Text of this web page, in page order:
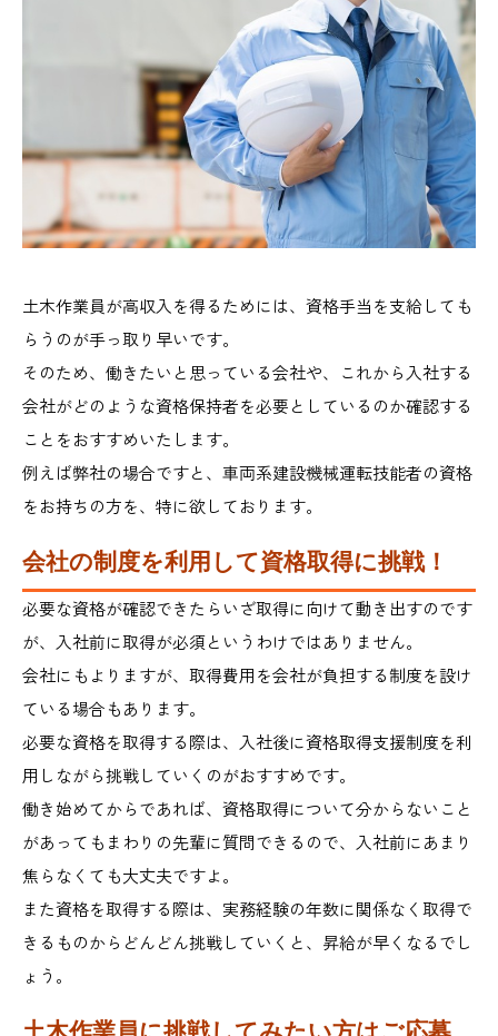
土木作業員が高収入を得るためには、資格手当を支給しても
らうのが手っ取り早いです。
そのため、働きたいと思っている会社や、これから入社する
会社がどのような資格保持者を必要としているのか確認する
ことをおすすめいたします。
例えば弊社の場合ですと、車両系建設機械運転技能者の資格
をお持ちの方を、特に欲しております。
会社の制度を利用して資格取得に挑戦！
必要な資格が確認できたらいざ取得に向けて動き出すのです
が、入社前に取得が必須というわけではありません。
会社にもよりますが、取得費用を会社が負担する制度を設け
ている場合もあります。
必要な資格を取得する際は、入社後に資格取得支援制度を利
用しながら挑戦していくのがおすすめです。
働き始めてからであれば、資格取得について分からないこと
があってもまわりの先輩に質問できるので、入社前にあまり
焦らなくても大丈夫ですよ。
また資格を取得する際は、実務経験の年数に関係なく取得で
きるものからどんどん挑戦していくと、昇給が早くなるでし
ょう。